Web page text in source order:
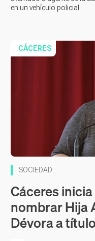
en un vehículo policial
CÁCERES
SOCIEDAD
Cáceres
nombrar Hija
Dévora a